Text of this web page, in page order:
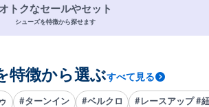
オトクなセールやセット
シューズを特徴から探せます
特徴から選ぶすべて見る
#ターンイン #ベルクロ #レースアップ #